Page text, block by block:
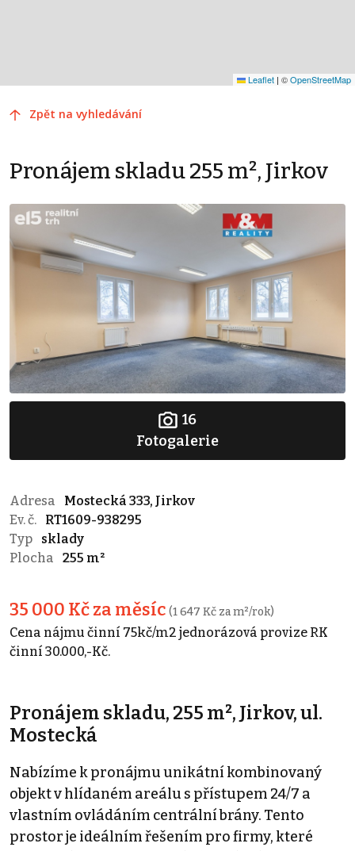
Leaflet | ©OpenStreetMap
Zpět na vyhledávání
Pronájem skladu 255 m², Jirkov
16
Fotogalerie
Adresa
Mostecká 333, Jirkov
Ev. č.
RT1609-938295
Typ
sklady
Plocha
255 m²
35 000 Kč za měsíc (1 647 Kč za m²/rok)
Cena nájmu činní 75kč/m2 jednorázová provize RK
činní 30.000,-Kč.
Pronájem skladu, 255 m², Jirkov, ul.
Mostecká
Nabízíme k pronájmu unikátní kombinovaný
objekt v hlídaném areálu s přístupem 24/7 a
vlastním ovládáním centrální brány. Tento
prostor je ideálním řešením pro firmy, které